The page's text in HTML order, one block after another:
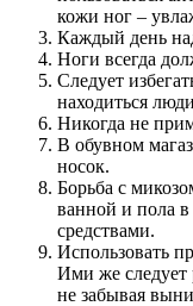
кожи ног –
Каждый день
Ноги всегда
Следует
находиться
Никогда не
В обувном
носок.
Борьба с
ванной и пола
средствами.
Использовать
Ими же следует
не забывая